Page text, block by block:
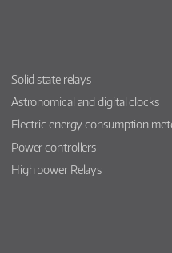
Solid state relays
Astronomical and digital clocks
Electric energy consumption
Power controllers
High power Relays